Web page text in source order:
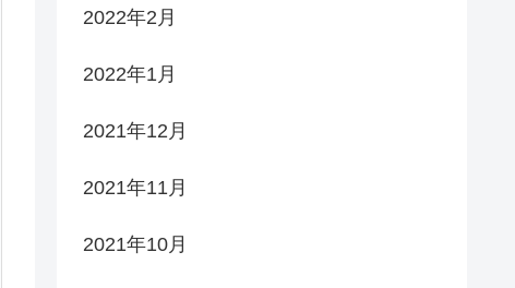
2022年2月
2022年1月
2021年12月
2021年11月
2021年10月